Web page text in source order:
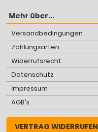
Mehr über...
Versandbedingungen
Zahlungsarten
Widerrufsrecht
Datenschutz
Impressum
AGB's
VERTRAG WIDERRUFEN